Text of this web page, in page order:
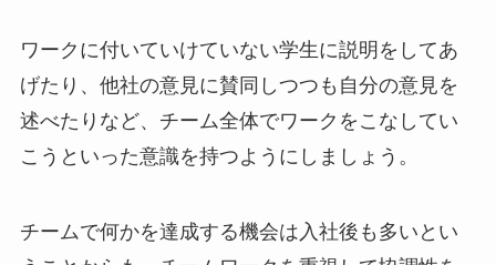
ワークに付いていけていない学生に説明をしてあ
げたり、他社の意見に賛同しつつも自分の意見を
述べたりなど、チーム全体でワークをこなしてい
こうといった意識を持つようにしましょう。
チームで何かを達成する機会は入社後も多いとい